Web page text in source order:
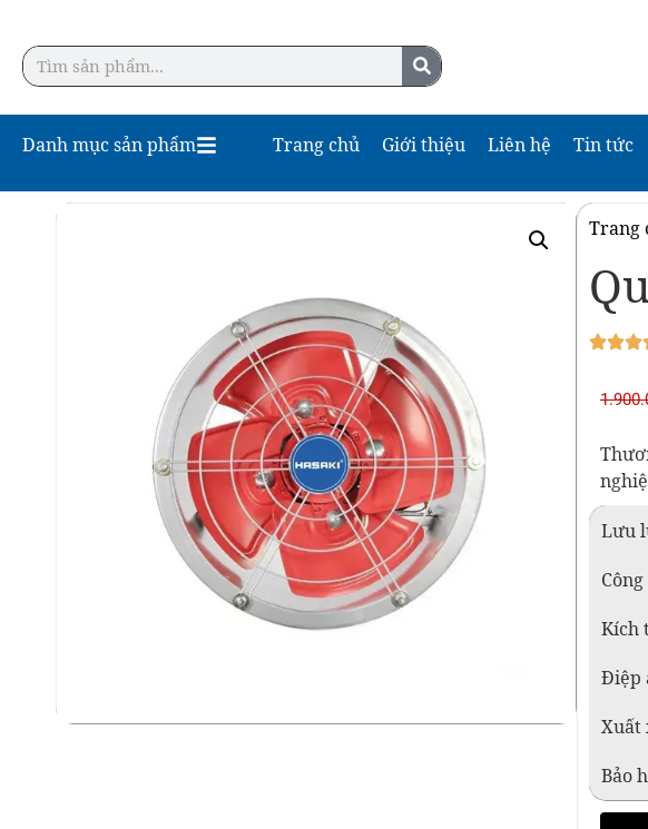
Danh mục sản phẩm Trang chủ Giới thiệu Liên hệ Tin tức
Trang
Lưu
Kích
Điệp
Xuất
Bảo